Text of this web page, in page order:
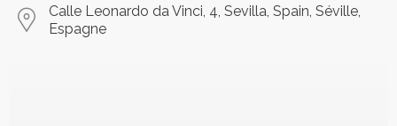
Calle Leonardo da Vinci, 4, Sevilla, Spain, Séville,
Espagne